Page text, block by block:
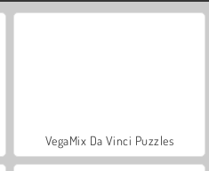
VegaMix Da Vinci Puzzles